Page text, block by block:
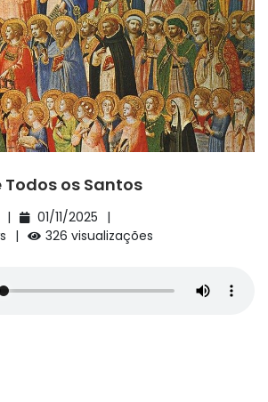
os Santos
01/11/2025
326 visualizações